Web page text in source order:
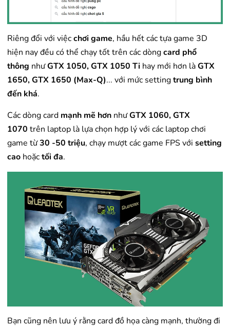
Riêng đổi với việcchơi game, hầu hết các tựa game 3D
hiện nay đều có thể chạy tốt trên các dòngcard phổ
thông nhưGTX 1050, GTX 1050 Ti hay mới hơn làGTX
1650, GTX 1650 (Max-Q)... với mức settingtrung bình
đến khá.
Các dòng card mạnh mẽ hơn nhưGTX 1060, GTX
1070 trên laptop là lựa chọn hợp lý với các laptop chơi
game từ30 -50 triệu, chạy mượt các game FPS với setting
cao hoặctối đa.
Bạn cũng nên lưu ý rằng card đồ họa càng mạnh, thường đi